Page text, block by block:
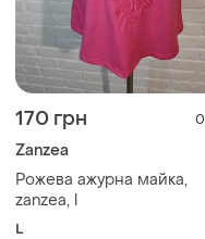
170 грн 0
Zanzea
Рожева ажурна майка,
zanzea, l
L